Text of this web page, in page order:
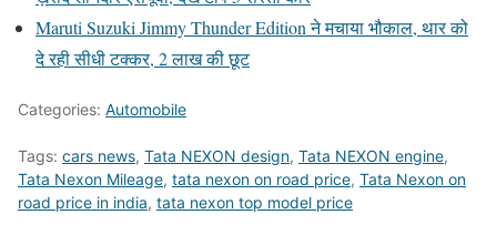
Maruti Suzuki Jimmy Thunder Edition ने मचाया भौकाल, थार को
दे रही सीधी टक्कर, 2 लाख की छूट
Categories: Automobile
Tags: cars news, Tata NEXON design, Tata NEXON engine,
Tata Nexon Mileage, tata nexon on road price, Tata Nexon on
road price in india, tata nexon top model price